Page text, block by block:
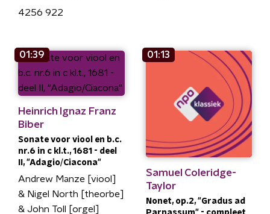
4256 922
01:39
Heinrich Ignaz Franz
Biber
Sonate voor viool en b.c.
nr.6 in c kl.t., 1681 - deel
II, "Adagio/Ciacona"
Andrew Manze [viool]
& Nigel North [theorbe]
& John Toll [orgel]
01:13
Samuel Coleridge-
Taylor
Nonet, op.2, "Gradus ad